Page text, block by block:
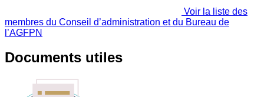
Voir la liste des
membres du Conseil d’administration et du Bureau de
l’AGFPN
Documents utiles